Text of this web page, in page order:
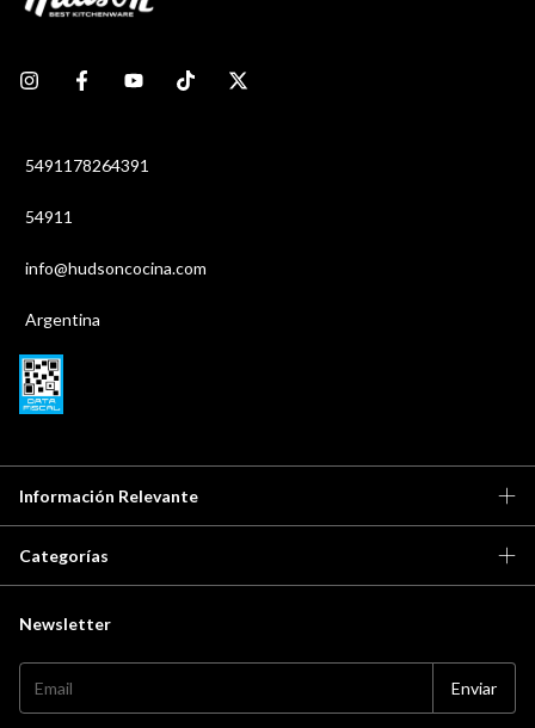
5491178264391
54911
info@hudsoncocina.com
Argentina
Información Relevante
Categorías
Newsletter